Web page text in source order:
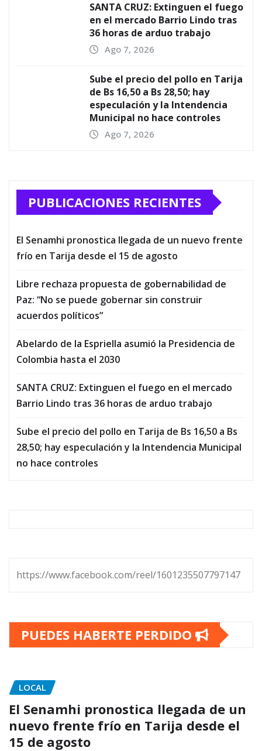
SANTA CRUZ: Extinguen el fuego
en el mercado Barrio Lindo tras
36 horas de arduo trabajo
Ago 7, 2026
Sube el precio del pollo en Tarija
de Bs 16,50 a Bs 28,50; hay
especulación y la Intendencia
Municipal no hace controles
Ago 7, 2026
PUBLICACIONES RECIENTES
El Senamhi pronostica llegada de un nuevo frente
frío en Tarija desde el 15 de agosto
Libre rechaza propuesta de gobernabilidad de
Paz: “No se puede gobernar sin construir
acuerdos políticos”
Abelardo de la Espriella asumió la Presidencia de
Colombia hasta el 2030
SANTA CRUZ: Extinguen el fuego en el mercado
Barrio Lindo tras 36 horas de arduo trabajo
Sube el precio del pollo en Tarija de Bs 16,50 a Bs
28,50; hay especulación y la Intendencia Municipal
no hace controles
https://www.facebook.com/reel/1601235507797147
PUEDES HABERTE PERDIDO
LOCAL
El Senamhi pronostica llegada de un
nuevo frente frío en Tarija desde el
15 de agosto